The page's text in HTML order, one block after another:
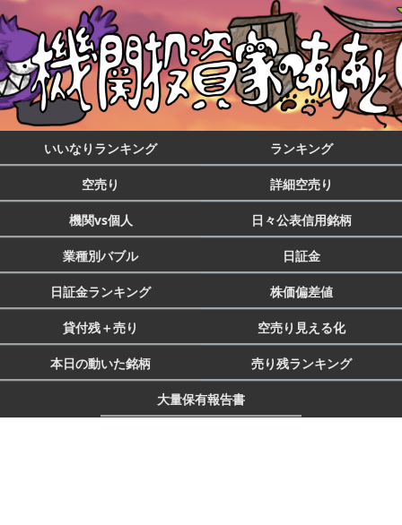
いいなりランキング ランキング
空売り 詳細空売り
機関vs個人 日々公表信用銘柄
業種別バブル 日証金
日証金ランキング 株価偏差値
貸付残＋売り 空売り見える化
本日の動いた銘柄 売り残ランキング
大量保有報告書